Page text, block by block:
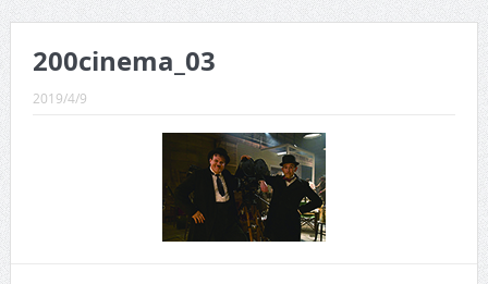
CINEMA×STYLE 291号
CINEMA×STYLE 290号
CINEMA×STYLE 289号
CINEMA×STYLE 288号
CINEMA×STYLE 287号
CINEMA×STYLE 286号
200cinema_03
2019/4/9